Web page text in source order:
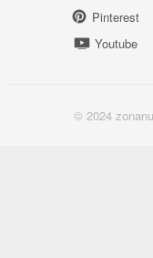
Pinterest
Youtube
© 2024